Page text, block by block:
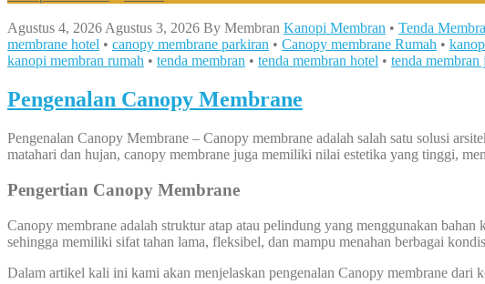
Agustus 4, 2026 Agustus 3, 2026 By Membran Kanopi Membran • Tenda
membrane hotel • canopy membrane parkiran • Canopy membrane Rumah •
kanopi membran rumah • tenda membran • tenda membran hotel • tenda membran
Pengenalan Canopy Membrane
Pengenalan Canopy Membrane – Canopy membrane adalah salah satu solusi
matahari dan hujan, canopy membrane juga memiliki nilai estetika yang tinggi,
Pengertian Canopy Membrane
Canopy membrane adalah struktur atap atau pelindung yang menggunakan
sehingga memiliki sifat tahan lama, fleksibel, dan mampu menahan berbagai
Dalam artikel kali ini kami akan menjelaskan pengenalan Canopy membrane dari